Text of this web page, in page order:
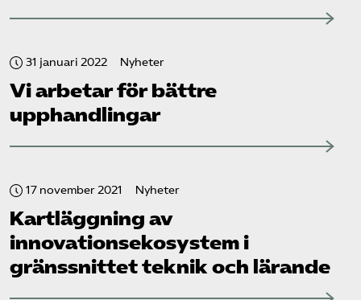
31 januari 2022 Nyheter
Vi arbetar för bättre
upphandlingar
17 november 2021 Nyheter
Kartläggning av
innovationsekosystem i
gränssnittet teknik och lärande